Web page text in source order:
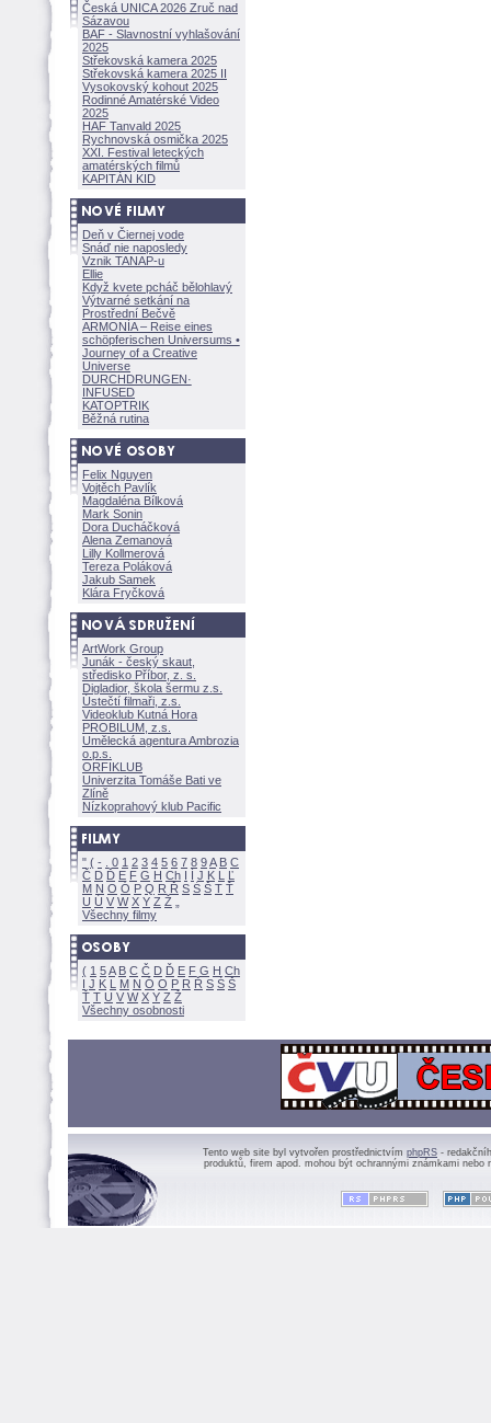
Česká UNICA 2026 Zruč nad
Sázavou
BAF - Slavnostní vyhlašování
2025
Střekovská kamera 2025
Střekovská kamera 2025 II
Vysokovský kohout 2025
Rodinné Amatérské Video
2025
HAF Tanvald 2025
Rychnovská osmička 2025
XXI. Festival leteckých
amatérských filmů
KAPITÁN KID
Deň v Čiernej vode
Snáď nie naposledy
Vznik TANAP-u
Ellie
Když kvete pcháč bělohlavý
Výtvarné setkání na
Prostřední Bečvě
ARMONÍA – Reise eines
schöpferischen Universums •
Journey of a Creative
Universe
DURCHDRUNGEN·
INFUSED
KATOPTRIK
Běžná rutina
Felix Nguyen
Vojtěch Pavlík
Magdaléna Bílkov
Mark Sonin
Dora Ducháčkov
Alena Zemanov
Lilly Kollmerov
Tereza Polákov
Jakub Samek
Klára Fryčkov
ArtWork Group
Junák - český skaut,
středisko Příbor, z. s.
Digladior, škola šermu z.s.
Ústečtí filmaři, z.s.
Videoklub Kutná Hora
PROBILUM, z.s.
Umělecká agentura Ambrozia
o.p.s.
ORFIKLUB
Univerzita Tomáše Bati ve
Zlíně
Nízkoprahový klub Pacific
" ( - 0 1 2 3 4 5 6 7 8 9A B C
Č D Ď E F G H Ch I Í J K L
Ľ
M N O Ó P Q R Ř S Ś T Ť
U Ú V W X Y Z
Všechny filmy
( 1 5A B C Č D Ď E F G H Ch
I J K L M N Ó O P R Ř S Ś
Ť T U V W X Y Z
Všechny osobnosti
Tento web site byl vytvořen prostřednictvím phpRS -
produktů, firem apod. mohou být ochrannými známkami